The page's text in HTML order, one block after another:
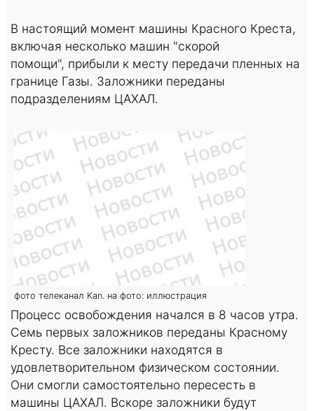
В настоящий момент машины Красного Креста,
включая несколько машин "скорой
помощи", прибыли к месту передачи пленных на
границе Газы. Заложники переданы
подразделениям ЦАХАЛ.
фото телеканал Kan. на фото: иллюстрация
Процесс освобождения начался в 8 часов утра.
Семь первых заложников переданы Красному
Кресту. Все заложники находятся в
удовлетворительном физическом состоянии.
Они смогли самостоятельно пересесть в
машины ЦАХАЛ. Вскоре заложники будут